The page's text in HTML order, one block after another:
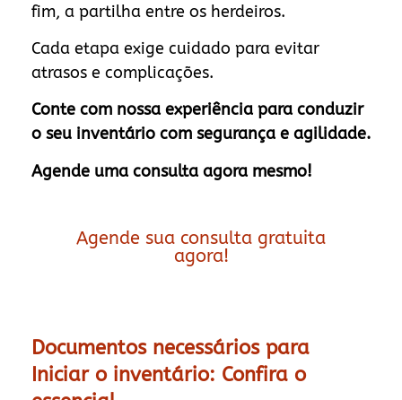
fim, a partilha entre os herdeiros.
Cada etapa exige cuidado para evitar
atrasos e complicações.
Conte com nossa experiência para conduzir
o seu inventário com segurança e agilidade.
Agende uma consulta agora mesmo!
Agende sua consulta gratuita
agora!
Documentos necessários para
Iniciar o inventário: Confira o